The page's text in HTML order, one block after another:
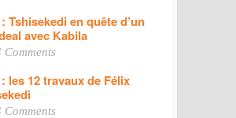
Tshisekedi en quête d’un
avec Kabila
Comments
les 12 travaux de Félix
Comments